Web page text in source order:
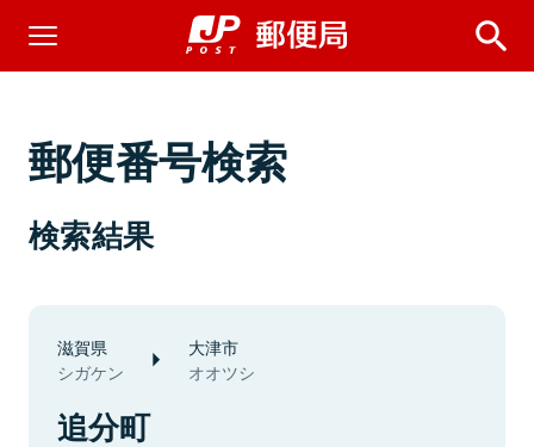
郵便番号検索
検索結果
滋賀県
シガケン
大津市
オオツシ
追分町